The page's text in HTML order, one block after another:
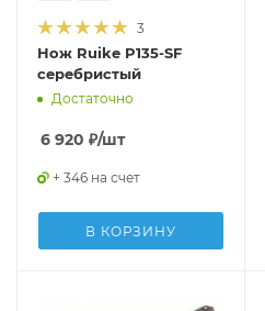
3
Нож Ruike P135-SF
серебристый
Достаточно
6 920 ₽/шт
+ 346 на счет
В КОРЗИНУ